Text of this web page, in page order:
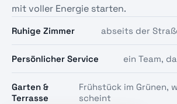
mit voller Energie starten.
Ruhige Zimmer abseits der
Persönlicher Service ein Team,
Garten &
Terrasse
Frühstück im Grünen,
scheint